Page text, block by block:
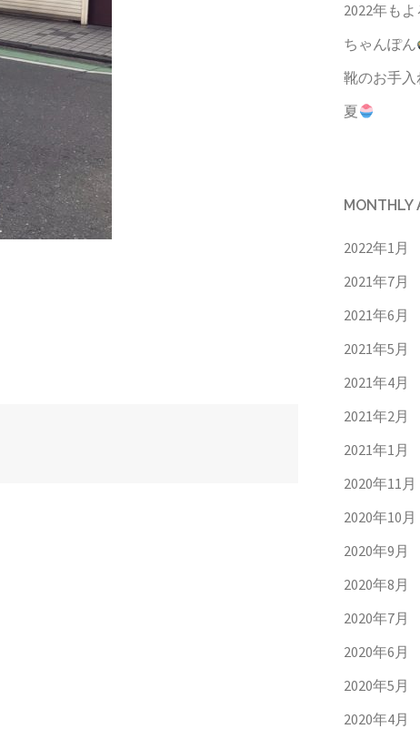
2022年も
ちゃんぽん
靴のお手入
夏
MONTHLY
2022年1月
2021年7月
2021年6月
2021年5月
2021年4月
2021年2月
2021年1月
2020年11月
2020年10月
2020年9月
2020年8月
2020年7月
2020年6月
2020年5月
2020年4月